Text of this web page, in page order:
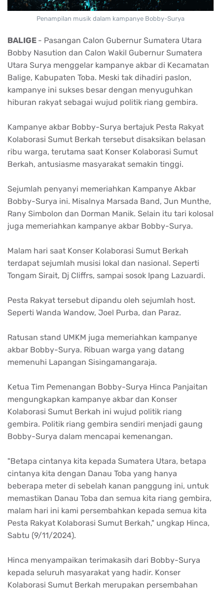
Penampilan musik dalam kampanye Bobby-Surya
BALIGE - Pasangan Calon Gubernur Sumatera Utara
Bobby Nasution dan Calon Wakil Gubernur Sumatera
Utara Surya menggelar kampanye akbar di Kecamatan
Balige, Kabupaten Toba. Meski tak dihadiri paslon,
kampanye ini sukses besar dengan menyuguhkan
hiburan rakyat sebagai wujud politik riang gembira.
Kampanye akbar Bobby-Surya bertajuk Pesta Rakyat
Kolaborasi Sumut Berkah tersebut disaksikan belasan
ribu warga, terutama saat Konser Kolaborasi Sumut
Berkah, antusiasme masyarakat semakin tinggi.
Sejumlah penyanyi memeriahkan Kampanye Akbar
Bobby-Surya ini. Misalnya Marsada Band, Jun Munthe,
Rany Simbolon dan Dorman Manik. Selain itu tari kolosal
juga memeriahkan kampanye akbar Bobby-Surya.
Malam hari saat Konser Kolaborasi Sumut Berkah
terdapat sejumlah musisi lokal dan nasional. Seperti
Tongam Sirait, Dj Cliffrs, sampai sosok Ipang Lazuardi.
Pesta Rakyat tersebut dipandu oleh sejumlah host.
Seperti Wanda Wandow, Joel Purba, dan Paraz.
Ratusan stand UMKM juga memeriahkan kampanye
akbar Bobby-Surya. Ribuan warga yang datang
memenuhi Lapangan Sisingamangaraja.
Ketua Tim Pemenangan Bobby-Surya Hinca Panjaitan
mengungkapkan kampanye akbar dan Konser
Kolaborasi Sumut Berkah ini wujud politik riang
gembira. Politik riang gembira sendiri menjadi gaung
Bobby-Surya dalam mencapai kemenangan.
"Betapa cintanya kita kepada Sumatera Utara, betapa
cintanya kita dengan Danau Toba yang hanya
beberapa meter di sebelah kanan panggung ini, untuk
memastikan Danau Toba dan semua kita riang gembira,
malam hari ini kami persembahkan kepada semua kita
Pesta Rakyat Kolaborasi Sumut Berkah," ungkap Hinca,
Sabtu (9/11/2024).
Hinca menyampaikan terimakasih dari Bobby-Surya
kepada seluruh masyarakat yang hadir. Konser
Kolaborasi Sumut Berkah merupakan persembahan